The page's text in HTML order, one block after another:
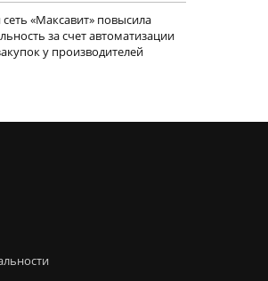
«Максавит» повысила
за счет автоматизации
у производителей